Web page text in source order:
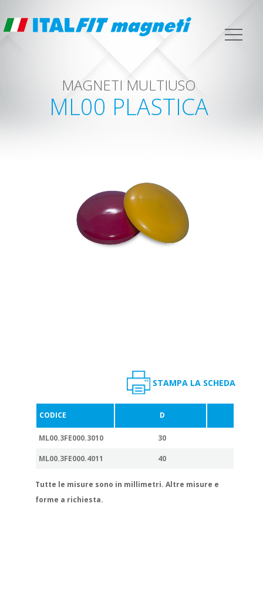
MAGNETI MULTIUSO
ML00 PLASTICA
STAMPA LA SCHEDA
CODICE D
ML00.3FE000.3010 30
ML00.3FE000.4011 40
Tutte le misure sono in millimetri. Altre misure e
forme a richiesta.